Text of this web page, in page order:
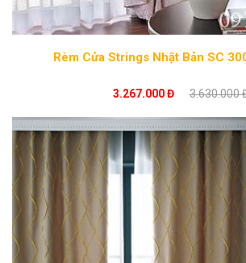
Rèm Cửa Strings Nhật Bản SC
3.267.000 Đ 3.630.000